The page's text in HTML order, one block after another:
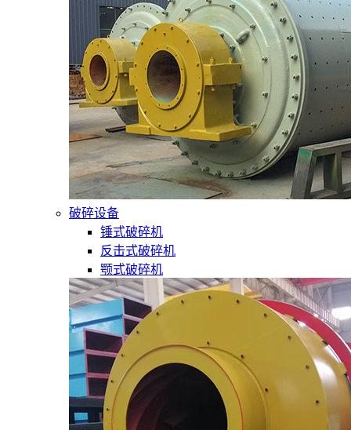
破碎设备
锤式破碎机
反击式破碎机
颚式破碎机